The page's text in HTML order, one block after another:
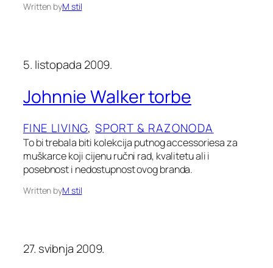
Written byM stil
5. listopada 2009.
Johnnie Walker torbe
FINE LIVING, SPORT & RAZONODA
To bi trebala biti kolekcija putnog accessoriesa za
muškarce koji cijenu ručni rad, kvalitetu ali i
posebnost i nedostupnost ovog branda.
Written byM stil
27. svibnja 2009.